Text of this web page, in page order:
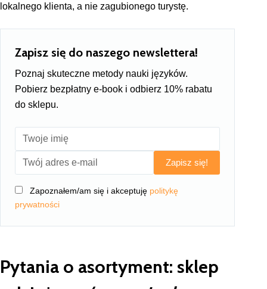
lokalnego klienta, a nie zagubionego turystę.
Zapisz się do naszego newslettera!
Poznaj skuteczne metody nauki języków.
Pobierz bezpłatny e-book i odbierz 10% rabatu
do sklepu.
Zapisz się!
Zapoznałem/am się i akceptuję politykę
prywatności
Pytania o asortyment: sklep